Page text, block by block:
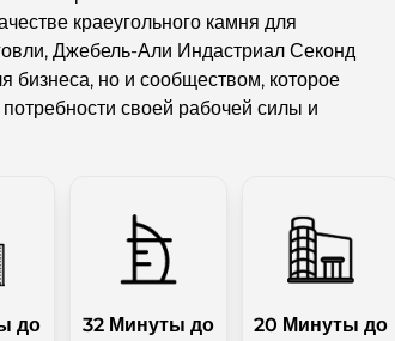
краеугольного камня для
Джебель-Али Индастриал Секонд
бизнеса, но и сообществом, которое
своей рабочей силы и
до
32 Минуты до
20 Минуты до